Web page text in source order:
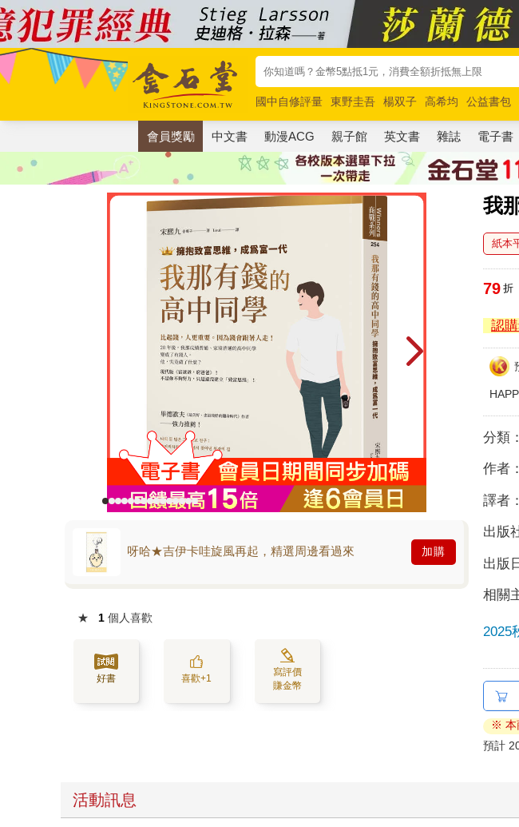
國中自修評量 東野圭吾 楊双子 高希均 公益書包
唯紅花綻放
奧德賽 路邊攤新作 馬斯克 玩具總動
會員獎勵 中文書 動漫ACG 親子館 英文書 雜誌 電子書
我
呀哈★吉伊卡哇旋風再起，精選周邊看過來 加購
★ 1 個人喜歡
好書 喜歡+1
寫評價
賺金幣
紙本
79 折
認
分類：
作者：
譯者：
出版
出版
相關
2025
※ 本
預計
活動訊息